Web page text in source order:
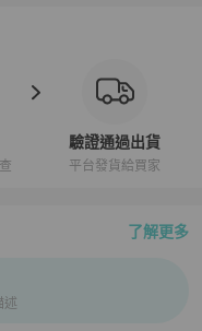
驗證通過出貨
平台發貨給買家
了解更多
流程介紹
述